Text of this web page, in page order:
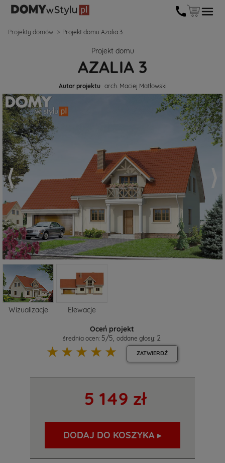
Projekty domów Projekt domu Azalia 3
Projekt domu
AZALIA 3
Autor projektu arch. Maciej Matłowski
Wizualizacje Elewacje
Oceń projekt
średnia ocen: 5/5 oddane głosy: 2
☆
☆
☆
☆
☆ ZATWIERDŹ
5 149 zł
DODAJ DO KOSZYKA ▸